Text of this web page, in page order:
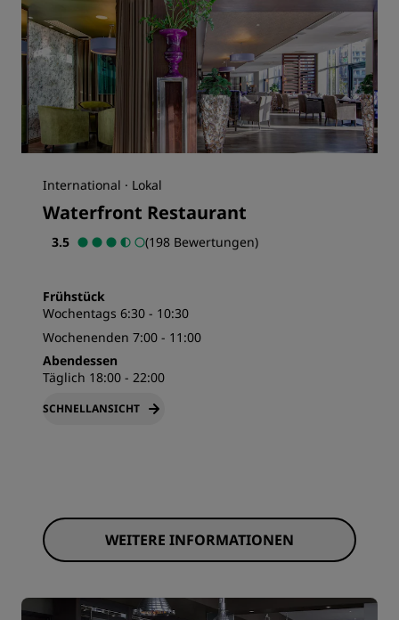
International · Lokal
Waterfront Restaurant
3.5 (198 Bewertungen)
Frühstück
Wochentags 6:30 - 10:30
Wochenenden 7:00 - 11:00
Abendessen
Täglich 18:00 - 22:00
SCHNELLANSICHT
WEITERE INFORMATIONEN